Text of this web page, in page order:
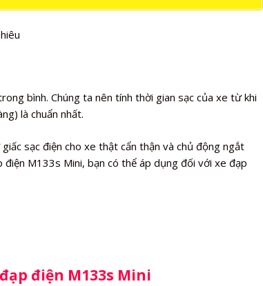
bình. Chúng ta nên tính thời gian sạc của xe từ khi
là chuẩn nhất.
sạc điện cho xe thật cẩn thận và chủ động ngắt
M133s Mini, bạn có thể áp dụng đối với xe đạp
điện M133s Mini